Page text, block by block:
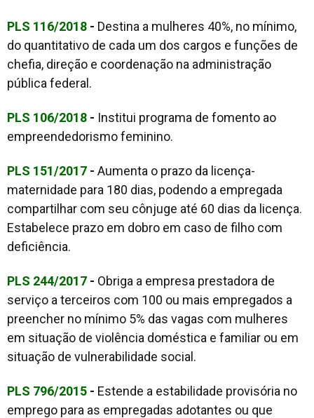
PLS 116/2018 - Destina a mulheres 40%, no mínimo,
do quantitativo de cada um dos cargos e funções de
chefia, direção e coordenação na administração
pública federal.
PLS 106/2018 - Institui programa de fomento ao
empreendedorismo feminino.
PLS 151/2017 - Aumenta o prazo da licença-
maternidade para 180 dias, podendo a empregada
compartilhar com seu cônjuge até 60 dias da licença.
Estabelece prazo em dobro em caso de filho com
deficiência.
PLS 244/2017 - Obriga a empresa prestadora de
serviço a terceiros com 100 ou mais empregados a
preencher no mínimo 5% das vagas com mulheres
em situação de violência doméstica e familiar ou em
situação de vulnerabilidade social.
PLS 796/2015 - Estende a estabilidade provisória no
emprego para as empregadas adotantes ou que